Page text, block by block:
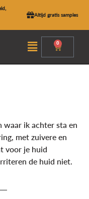
Altijd gratis samples
Menu 0
waar ik achter sta en
met zuivere en
voor je huid
de huid niet.